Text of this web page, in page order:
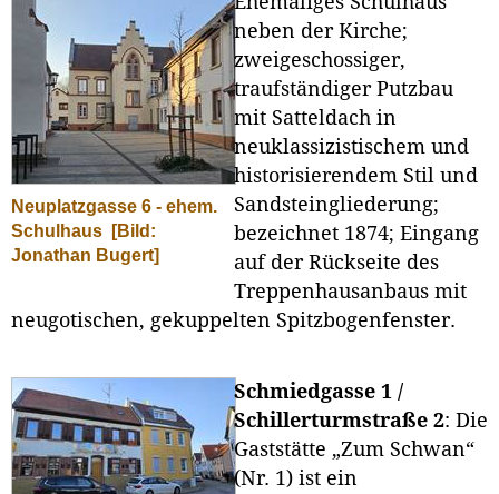
Neuplatzgasse 6 - ehem.
Schulhaus
[Bild:
Jonathan Bugert]
neben der Kirche;
zweigeschossiger,
traufständiger Putzbau
mit Satteldach in
neuklassizistischem und
historisierendem Stil und
Sandsteingliederung;
bezeichnet 1874; Eingang
auf der Rückseite des
Treppenhausanbaus mit
neugotischen, gekuppelten Spitzbogenfenster.
Schmiedgasse 1 /
Schillerturmstraße 2: Die
Gaststätte „Zum Schwan“
(Nr. 1) ist ein